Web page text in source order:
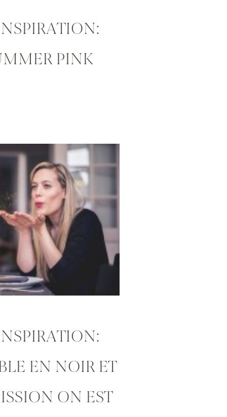
PINK
EN NOIR ET
ON EST